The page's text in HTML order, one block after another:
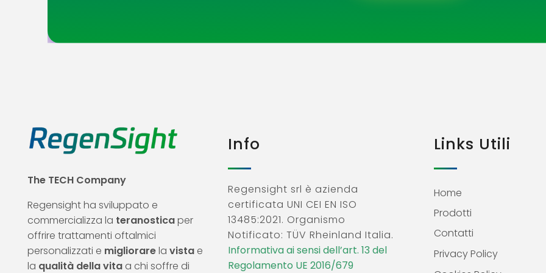
The TECH Company
Regensight ha sviluppato e
commercializza la teranosticaper
offrire trattamenti oftalmici
personalizzati e migliorarela vista e
la qualità della vita a chi soffre di
Info
Regensight srl è azienda
certificata UNI CEI EN ISO
13485:2021. Organismo
Notificato: TÜV Rheinland Italia.
Informativa ai sensi dell’art. 13 del
Regolamento UE 2016/679
Links Utili
Home
Prodotti
Contatti
Privacy Policy